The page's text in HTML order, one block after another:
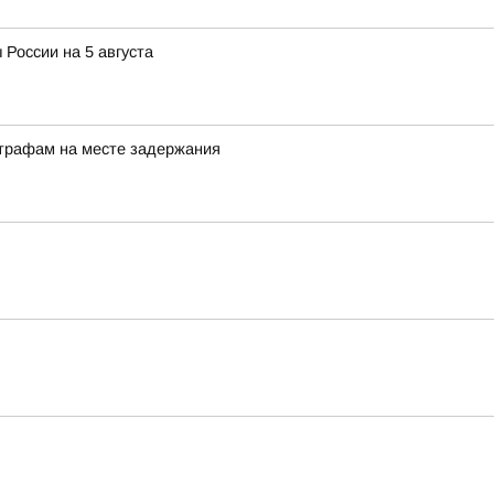
на 5 августа
на месте задержания